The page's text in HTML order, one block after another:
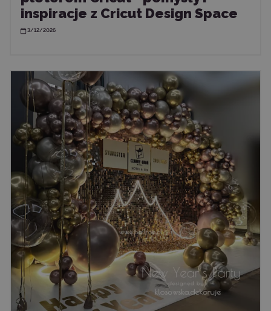
inspiracje z Cricut Design Space
3/12/2026